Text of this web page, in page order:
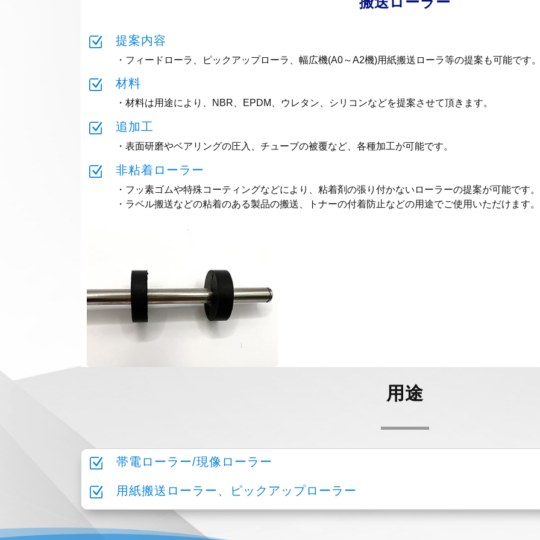
Z 提案内容
・フィードローラ、ピックアップローラ、幅広機(A0～A2機)用紙搬送ローラ等の提案も可能です
Z 材料
・材料は用途により、NBR、EPDM、ウレタン、シリコンなどを提案させて頂きます。
Z 追加工
・表面研磨やベアリングの圧入、チューブの被覆など、各種加工が可能です。
Z 非粘着ローラー
・フッ素ゴムや特殊コーティングなどにより、粘着剤の張り付かないローラーの提案が可能です。
・ラベル搬送などの粘着のある製品の搬送、トナーの付着防止などの用途でご使用いただけます。
用途
Z 帯電ローラー/現像ローラー
Z 用紙搬送ローラー、ピックアップローラー